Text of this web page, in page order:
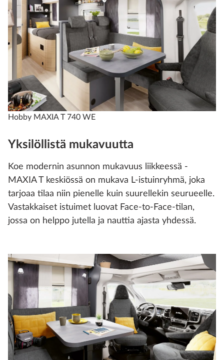
Hobby MAXIA T 740 WE
Yksilöllistä mukavuutta
Koe modernin asunnon mukavuus liikkeessä -
MAXIA T keskiössä on mukava L-istuinryhmä, joka
tarjoaa tilaa niin pienelle kuin suurellekin seurueelle.
Vastakkaiset istuimet luovat Face-to-Face-tilan,
jossa on helppo jutella ja nauttia ajasta yhdessä.